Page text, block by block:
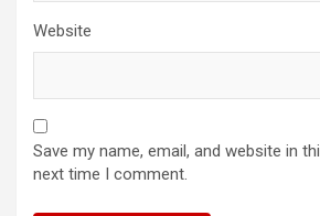
Website
Save my name, email, and website in
next time I comment.